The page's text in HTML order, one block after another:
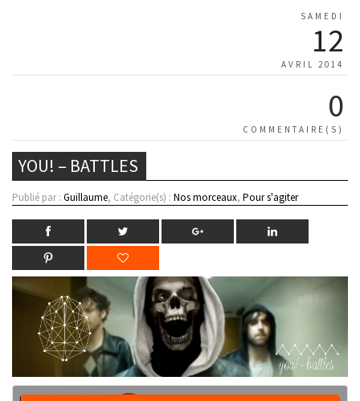
SAMEDI
12
AVRIL 2014
0
COMMENTAIRE(S)
YOU! – BATTLES
Publié par : Guillaume, Catégorie(s) : Nos morceaux, Pour s'agiter